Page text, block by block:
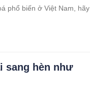
phổ biến ở Việt Nam, hãy
sang hèn như